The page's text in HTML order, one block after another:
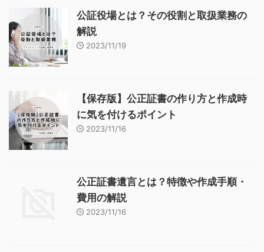
公証役場とは？その役割と取扱業務の
解説
2023/11/19
【保存版】公正証書の作り方と作成時
に気を付けるポイント
2023/11/16
公正証書遺言とは？特徴や作成手順・
費用の解説
2023/11/16